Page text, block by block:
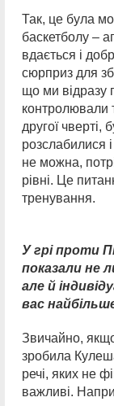
Так, це була
баскетболу –
вдається і
сюрприз для
що ми відразу
контролювали
другої
розслабилися
не можна,
рівні. Це
тренування.
У грі проти
показали не
але й
вас
Звичайно,
зробила
речі, яких не
важливі.